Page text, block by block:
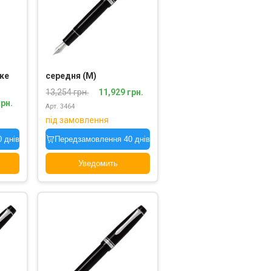
днів
середня (M)
13,254 грн.
11,929 грн.
Арт. 3464
під замовлення
Передзамовлення 40 днів
Уведомить